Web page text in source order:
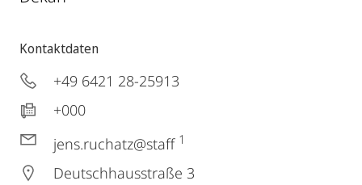
Kontaktdaten
+49 6421 28-25913
+000
jens.ruchatz@staff 1
Deutschhausstraße 3